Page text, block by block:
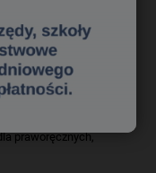
praworęcznych,